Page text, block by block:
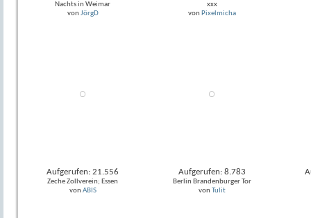
Nachts in Weimar
von JörgD
xxx
von Pixelmicha
Aufgerufen: 21.556
Zeche Zollverein; Essen
von ABIS
Aufgerufen: 8.783
Berlin Brandenburger Tor
von Tulit